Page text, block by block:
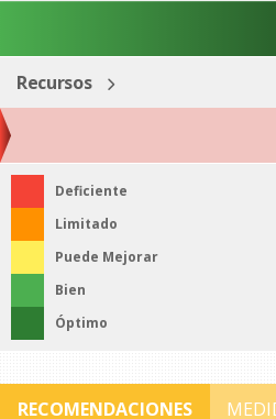
Recursos
Deficiente
Limitado
Puede Mejorar
Bien
Óptimo
RECOMENDACIONES